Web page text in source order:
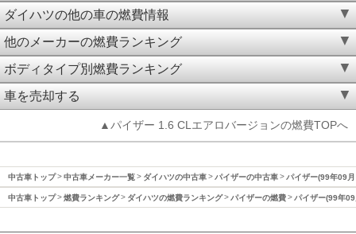
ダイハツの他の車の燃費情報
他のメーカーの燃費ランキング
ボディタイプ別燃費ランキング
車を売却する
▲パイザー 1.6 CLエアロバージョンの燃費TOPへ
中古車トップ 中古車メーカー一覧 ダイハツの中古車 パイザーの中古車 パイザー(99年09
中古車トップ 燃費ランキング ダイハツの燃費ランキング パイザーの燃費 パイザー(99年